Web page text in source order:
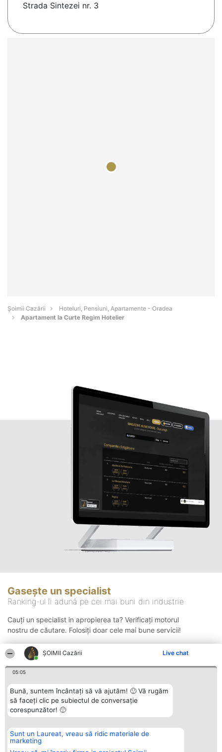
ȘOIMII Cazării Live chat
05:05
Bună, suntem încântați să vă ajutăm! 🙂 Vă rugăm
să faceți clic pe subiectul de conversație
corespunzător! 🙂
Sunt un Laureat, vreau să ridic materiale de
marketing
Strada Sintezei nr. 3
Șoimii Cazării
Hoteluri, Pensiuni, Apartamente - Oradea
Apartament la Curte Regim Hotelier
Gasește un specialist
Ranking-ul îi adună pe cei mai buni din industrie
Cauți un specialist in apropierea ta? Verificați motorul
nostru de căutare. Folosiți doar cele mai bune servicii!
Organizator Ranking
BRIGHT SOLUTIONS BR SRL
Aleea Timisul De Sus 2 Bl. A30
Plebiscyt
Lista Tuturor
Contact